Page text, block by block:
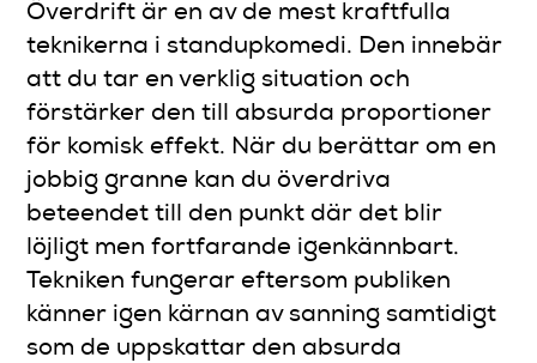
Överdrift är en av de mest kraftfulla
teknikerna i standupkomedi. Den innebär
att du tar en verklig situation och
förstärker den till absurda proportioner
för komisk effekt. När du berättar om en
jobbig granne kan du överdriva
beteendet till den punkt där det blir
löjligt men fortfarande igenkännbart.
Tekniken fungerar eftersom publiken
känner igen kärnan av sanning samtidigt
som de uppskattar den absurda